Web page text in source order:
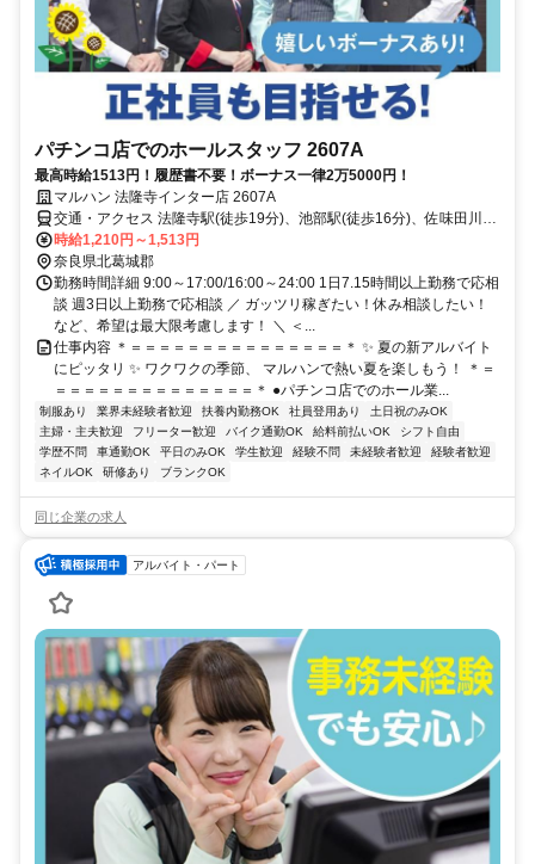
パチンコ店でのホールスタッフ 2607A
最高時給1513円！履歴書不要！ボーナス一律2万5000円！
マルハン 法隆寺インター店 2607A
交通・アクセス 法隆寺駅(徒歩19分)、池部駅(徒歩16分)、佐味田川駅
(徒歩13分)
時給1,210円～1,513円
奈良県北葛城郡
勤務時間詳細 9:00～17:00/16:00～24:00 1日7.15時間以上勤務で応相
談 週3日以上勤務で応相談 ／ ガッツリ稼ぎたい！休み相談したい！
など、希望は最大限考慮します！ ＼ ＜...
仕事内容 ＊＝＝＝＝＝＝＝＝＝＝＝＝＝＝＝＊ ✨ 夏の新アルバイト
にピッタリ ✨ ワクワクの季節、 マルハンで熱い夏を楽しもう！ ＊＝
＝＝＝＝＝＝＝＝＝＝＝＝＝＝＊ ●パチンコ店でのホール業...
制服あり 業界未経験者歓迎 扶養内勤務OK 社員登用あり
土日祝のみOK
主婦・主夫歓迎
フリーター歓迎 バイク通勤OK 給料前払いOK
シフト自由
学歴不問
車通勤OK 平日のみOK 学生歓迎 経験不問 未経験者歓迎
経験者歓迎
ネイルOK
研修あり ブランクOK
同じ企業の求人
アルバイト・パート